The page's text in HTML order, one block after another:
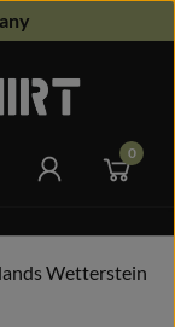
Du hast 0 0
Wetterstein